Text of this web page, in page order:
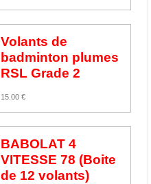
Volants de
badminton plumes
RSL Grade 2
15.00 €
BABOLAT 4
VITESSE 78 (Boite
de 12 volants)